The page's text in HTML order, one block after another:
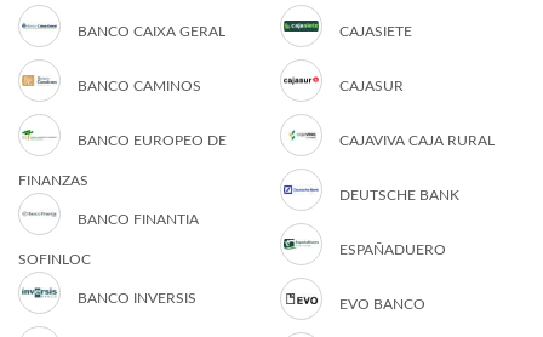
BANCO CAIXA GERAL
BANCO CAMINOS
BANCO EUROPEO DE
FINANZAS
BANCO FINANTIA
SOFINLOC
BANCO INVERSIS
CAJASIETE
CAJASUR
CAJAVIVA CAJA RURAL
DEUTSCHE BANK
ESPAÑADUERO
EVO BANCO